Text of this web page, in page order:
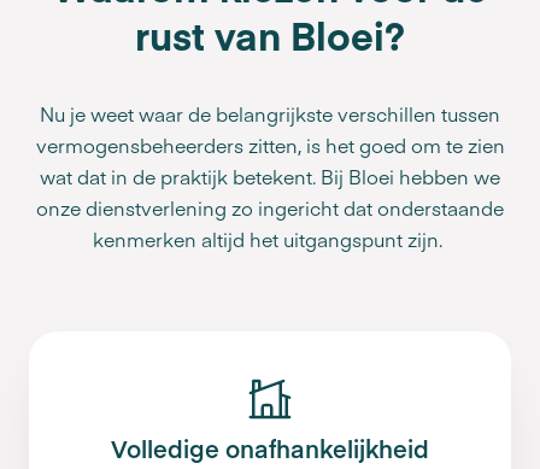
rust van Bloei?
Nu je weet waar de belangrijkste verschillen tussen
vermogensbeheerders zitten, is het goed om te zien
wat dat in de praktijk betekent. Bij Bloei hebben we
onze dienstverlening zo ingericht dat onderstaande
kenmerken altijd het uitgangspunt zijn.
Volledige onafhankelijkheid